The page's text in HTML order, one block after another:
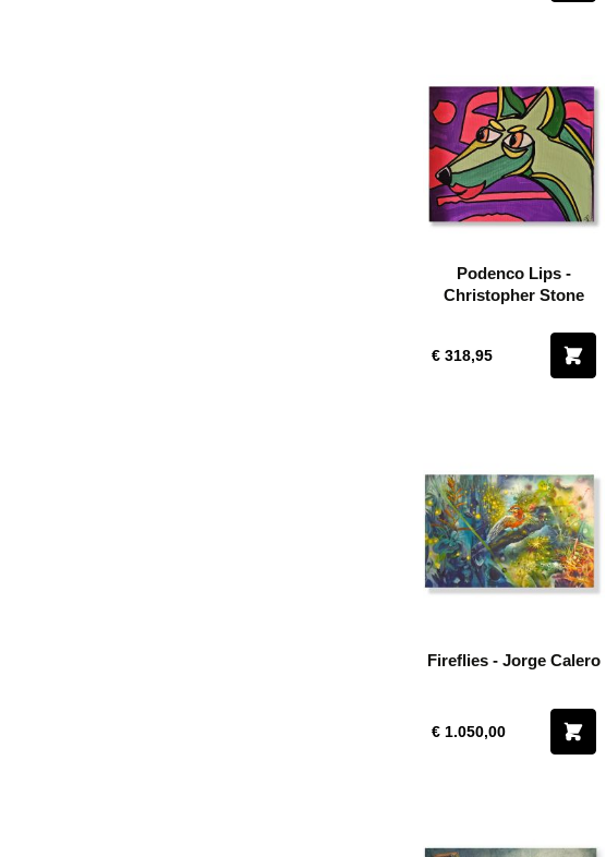
Podenco Lips -
Christopher Stone
€ 318,95
Fireflies - Jorge Calero
€ 1.050,00